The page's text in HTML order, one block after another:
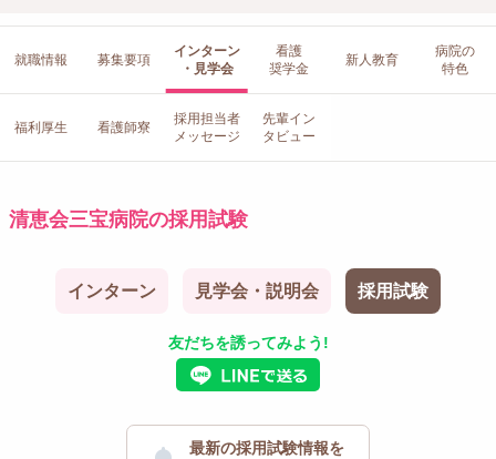
就職情報 募集要項
インターン
・見学会
看護
奨学金
新人教育
病院の
特色
福利厚生 看護師寮
採用担当者
メッセージ
先輩イン
タビュー
清恵会三宝病院の採用試験
インターン 見学会・説明会 採用試験
友だちを誘ってみよう!
最新の採用試験情報を